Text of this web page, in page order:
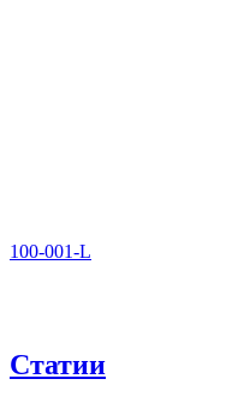
100-001-L
Статии